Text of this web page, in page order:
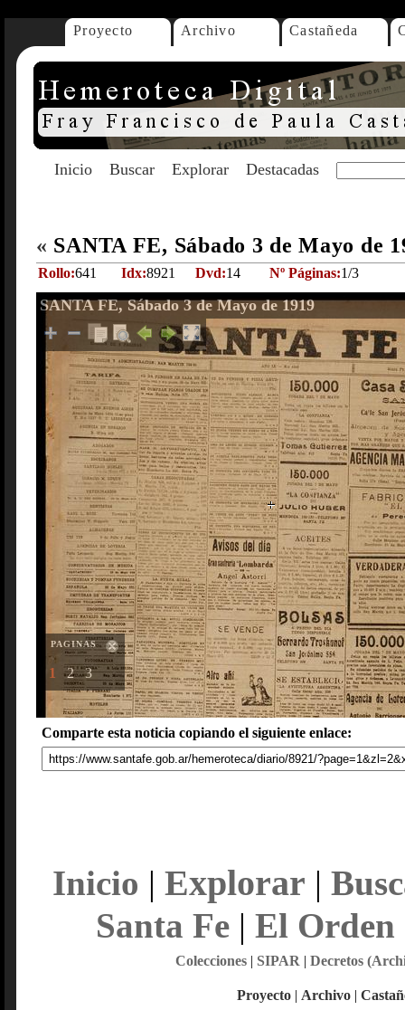
Proyecto Archivo Castañeda
Inicio Buscar Explorar Destacadas
« SANTA FE, Sábado 3 de Mayo de
Rollo:641 Idx:8921 Dvd:14 Nº Páginas:1/3
SANTA FE, Sábado 3 de Mayo de 1919
PAGINAS
1 2 3
Comparte esta noticia copiando el siguiente enlace:
Inicio | Explorar |
Santa Fe| El Orden
Colecciones| SIPAR | Decretos
Proyecto | Archivo |